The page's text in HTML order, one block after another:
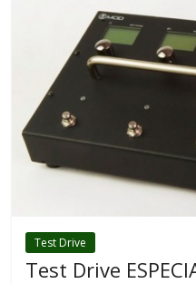
Test Drive
Test Drive